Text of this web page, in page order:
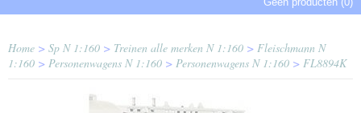
Home > Sp N 1:160 > Treinen alle merken N 1:160 > Fleischmann N
1:160 > Personenwagens N 1:160 > Personenwagens N 1:160 > FL8894K